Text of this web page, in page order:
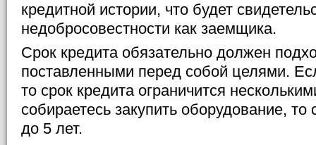
кредитной истории, что будет
недобросовестности как заемщика.
Срок кредита обязательно должен
поставленными перед собой целями.
то срок кредита ограничится
собираетесь закупить оборудование, то
до 5 лет.